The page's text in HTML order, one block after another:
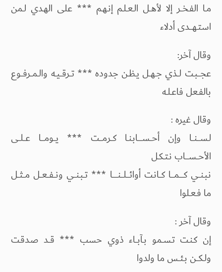
مـا الفـخــر إلا لأهــل الـعـلـم إنـهـم *** على الهـدي لـمن
استـهـــدى أدلاء
وقال آخر:
عجـــبـت لــذي جـهــل يـظـن جدوده *** تــرقــيـه والـمــرفــوع
بالفـعل فاعـلـه
وقال غيره :
لـســـنــا وإن أحــســــابـنـا كــرمـــت *** يــومـــا عــلــى
الأحــســـاب نـتـكـل
نـبـنــي كــــمـــا كــانـت أوائـــلـــنـــــا *** تــبـنــي ونــفــعــل مــثــل
ما فـعـلوا
وقال آخر :
إن كـنـت تـسـمو بـآبــاء ذوي حسب *** قــد صـدقـت
ولـكــن بـئــس ما ولدوا